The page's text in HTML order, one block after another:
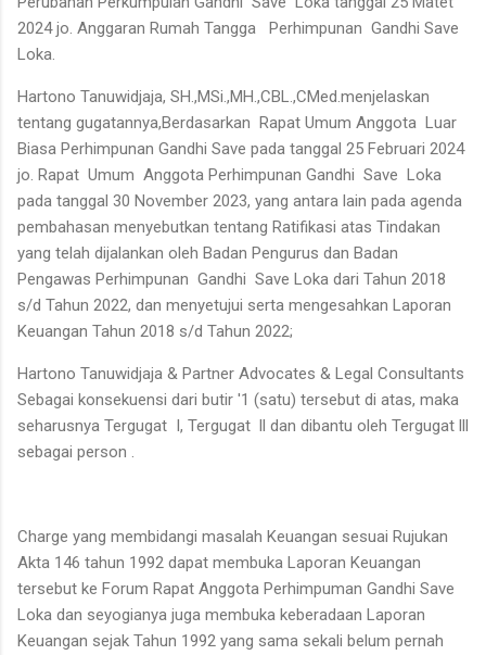
2024 jo. Anggaran Rumah Tangga Perhimpunan Gandhi Save
Loka.
Hartono Tanuwidjaja, SH.,MSi.,MH.,CBL.,CMed.menjelaskan
tentang gugatannya,Berdasarkan Rapat Umum Anggota Luar
Biasa Perhimpunan Gandhi Save pada tanggal 25 Februari 2024
jo. Rapat Umum Anggota Perhimpunan Gandhi Save Loka
pada tanggal 30 November 2023, yang antara lain pada agenda
pembahasan menyebutkan tentang Ratifikasi atas Tindakan
yang telah dijalankan oleh Badan Pengurus dan Badan
Pengawas Perhimpunan Gandhi Save Loka dari Tahun 2018
s/d Tahun 2022, dan menyetujui serta mengesahkan Laporan
Keuangan Tahun 2018 s/d Tahun 2022;
Hartono Tanuwidjaja & Partner Advocates & Legal Consultants
Sebagai konsekuensi dari butir '1 (satu) tersebut di atas, maka
seharusnya Tergugat I, Tergugat ll dan dibantu oleh Tergugat lll
sebagai person .
Charge yang membidangi masalah Keuangan sesuai Rujukan
Akta 146 tahun 1992 dapat membuka Laporan Keuangan
tersebut ke Forum Rapat Anggota Perhimpuman Gandhi Save
Loka dan seyogianya juga membuka keberadaan Laporan
Keuangan sejak Tahun 1992 yang sama sekali belum pernah